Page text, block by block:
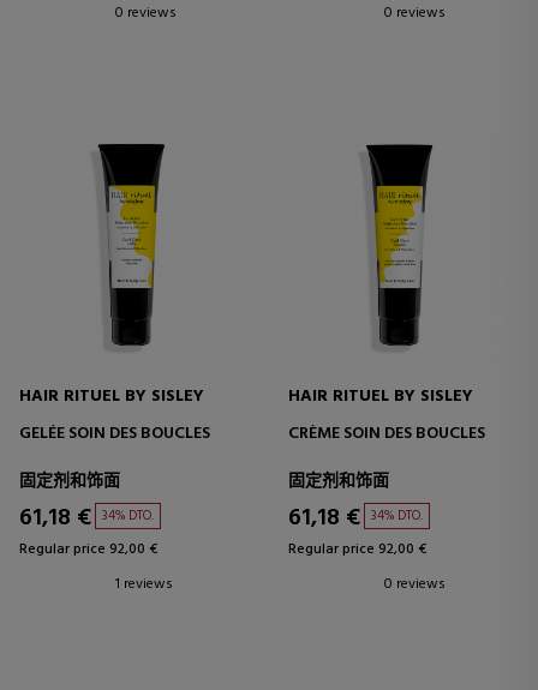
0 reviews
0 reviews
HAIR RITUEL BY SISLEY
GELÉE SOIN DES BOUCLES
固定剂和饰面
61,18 € 34% DTO.
Regular price 92,00 €
1 reviews
HAIR RITUEL BY SISLEY
CRÈME SOIN DES BOUCLES
固定剂和饰面
61,18 € 34% DTO.
Regular price 92,00 €
0 reviews